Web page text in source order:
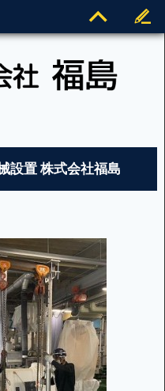
設置 株式会社福島